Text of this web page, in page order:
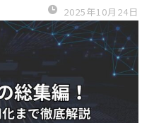
2025年10月24日